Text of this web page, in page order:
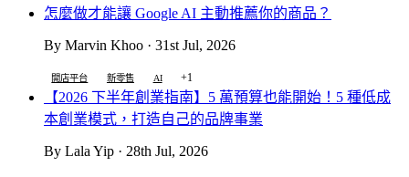
怎麼做才能讓 Google AI 主動推薦你的商品？
By Marvin Khoo · 31st Jul, 2026
開店平台 新零售 AI +1
【2026 下半年創業指南】5 萬預算也能開始！5 種低成
本創業模式，打造自己的品牌事業
By Lala Yip · 28th Jul, 2026